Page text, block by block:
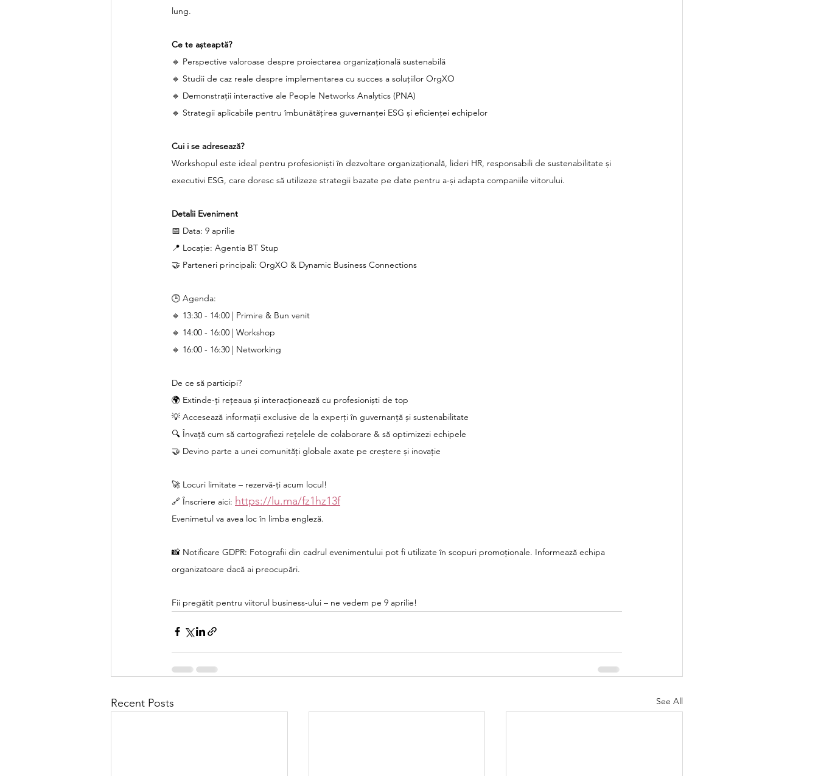
lung.
Ce te așteaptă?
🔹 Perspective valoroase despre proiectarea organizațională sustenabilă
🔹 Studii de caz reale despre implementarea cu succes a soluțiilor OrgXO
🔹 Demonstrații interactive ale People Networks Analytics (PNA)
🔹 Strategii aplicabile pentru îmbunătățirea guvernanței ESG și eficienței echipelor
Cui i se adresează?
Workshopul este ideal pentru profesioniști în dezvoltare organizațională, lideri HR, responsabili de sustenabilitate și
executivi ESG, care doresc să utilizeze strategii bazate pe date pentru a-și adapta companiile viitorului.
Detalii Eveniment
📅 Data: 9 aprilie
📍 Locație: Agentia BT Stup
🤝 Parteneri principali: OrgXO & Dynamic Business Connections
🕒 Agenda:
🔹 13:30 - 14:00 | Primire & Bun venit
🔹 14:00 - 16:00 | Workshop
🔹 16:00 - 16:30 | Networking
De ce să participi?
🌍 Extinde-ți rețeaua și interacționează cu profesioniști de top
💡 Accesează informații exclusive de la experți în guvernanță și sustenabilitate
🔍 Învață cum să cartografiezi rețelele de colaborare & să optimizezi echipele
🤝 Devino parte a unei comunități globale axate pe creștere și inovație
🚀 Locuri limitate – rezervă-ți acum locul!
🔗 Înscriere aici: https://lu.ma/fz1hz13f
Evenimetul va avea loc în limba engleză.
📸 Notificare GDPR: Fotografii din cadrul evenimentului pot fi utilizate în scopuri promoționale. Informează echipa
organizatoare dacă ai preocupări.
Fii pregătit pentru viitorul business-ului – ne vedem pe 9 aprilie!
Recent Posts See All